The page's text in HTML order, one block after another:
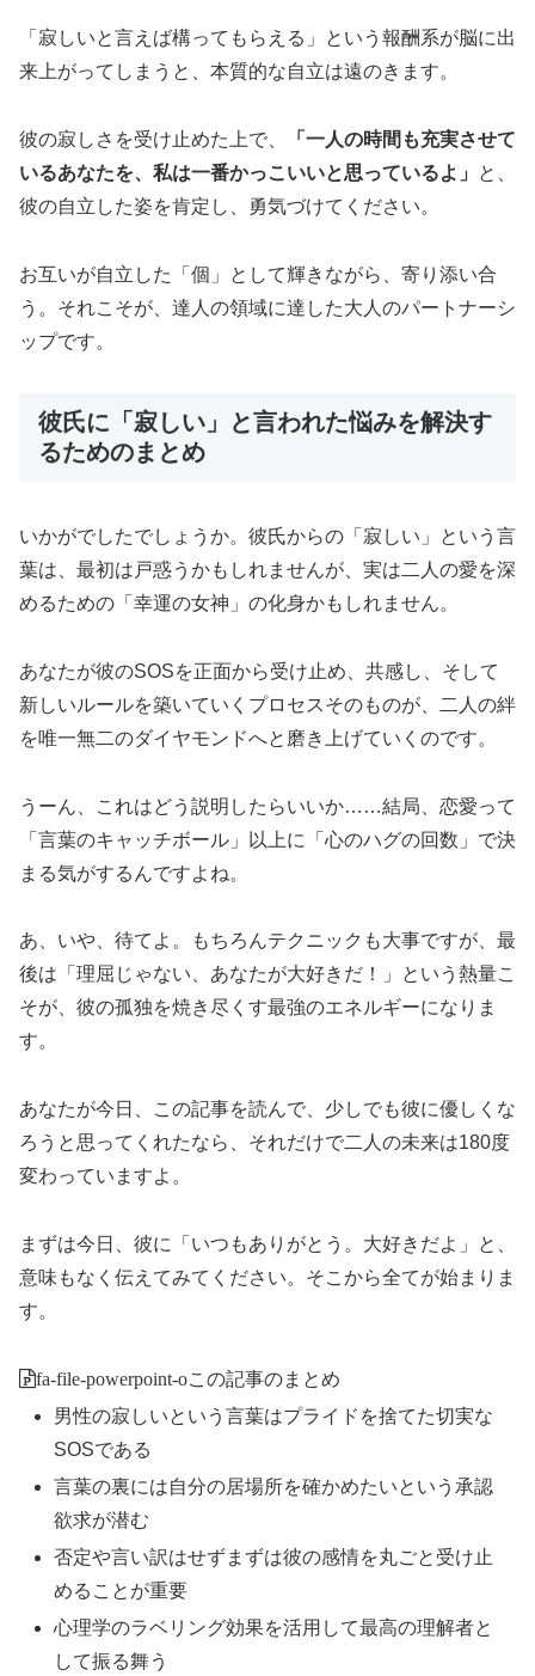
「寂しいと言えば構ってもらえる」という報酬系が脳に出
来上がってしまうと、本質的な自立は遠のきます。
彼の寂しさを受け止めた上で、
「一人の時間も充実させて
いるあなたを、私は一番かっこいいと思っているよ」
と、
彼の自立した姿を肯定し、勇気づけてください。
お互いが自立した「個」として輝きながら、寄り添い合
う。それこそが、達人の領域に達した大人のパートナーシ
ップです。
彼氏に「寂しい」と言われた悩みを解決す
るためのまとめ
いかがでしたでしょうか。彼氏からの「寂しい」という言
葉は、最初は戸惑うかもしれませんが、実は二人の愛を深
めるための「幸運の女神」の化身かもしれません。
あなたが彼のSOSを正面から受け止め、共感し、そして
新しいルールを築いていくプロセスそのものが、二人の絆
を唯一無二のダイヤモンドへと磨き上げていくのです。
うーん、これはどう説明したらいいか……結局、恋愛って
「言葉のキャッチボール」以上に「心のハグの回数」で決
まる気がするんですよね。
あ、いや、待てよ。もちろんテクニックも大事ですが、最
後は「理屈じゃない、あなたが大好きだ！」という熱量こ
そが、彼の孤独を焼き尽くす最強のエネルギーになりま
す。
あなたが今日、この記事を読んで、少しでも彼に優しくな
ろうと思ってくれたなら、それだけで二人の未来は180度
変わっていますよ。
まずは今日、彼に「いつもありがとう。大好きだよ」と、
意味もなく伝えてみてください。そこから全てが始まりま
す。
fa-file-powerpoint-oこの記事のまとめ
男性の寂しいという言葉はプライドを捨てた切実な
SOSである
言葉の裏には自分の居場所を確かめたいという承認
欲求が潜む
否定や言い訳はせずまずは彼の感情を丸ごと受け止
めることが重要
心理学のラベリング効果を活用して最高の理解者と
して振る舞う